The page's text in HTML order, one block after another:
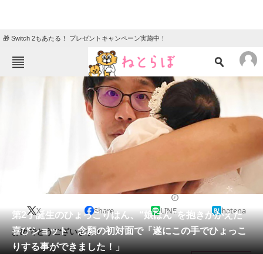
🎁 Switch 2もあたる！ プレゼントキャンペーン実施中！
ねとらぼメニュー
ニュース
クイズ
地域
リサーチ
会員記事
メディア
第2子誕生のひょっこりはん、“娘はん”を抱きかかえた
喜びショット 念願の初対面で「遂にこの手でひょっこ
りする事ができました！」
X Share LINE hatena
おめでとうございます！